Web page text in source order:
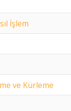
İşlem
ve Kürleme